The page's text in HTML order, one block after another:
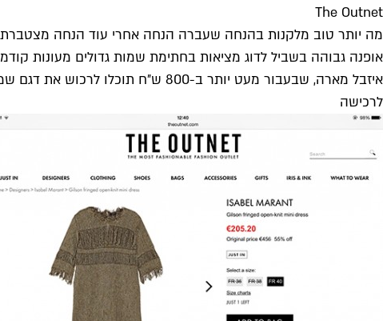
The Outnet
מה יותר טוב מלקנות בהנחה שעברה הנחה אחרי עוד הנחה
אופנה גבוהה בשביל לדוג מציאות בחתימת שמות גדולים מעונות
איזבל מארה, שבעבור מעט יותר ב-800 ש״ח תוכלו לרכוש את דגם שמלת השיפט הפרומה שלה, הרלוונטית מאוד לקיץ הנוכחי.
לרכישה